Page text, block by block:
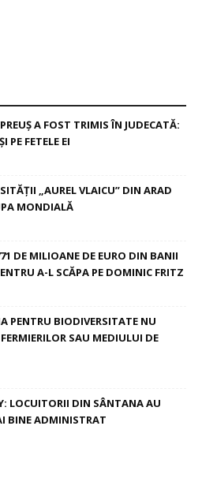
A FOST TRIMIS ÎN JUDECATĂ:
PE FETELE EI
„AUREL VLAICU” DIN ARAD
MONDIALĂ
DE MILIOANE DE EURO DIN BANII
A-L SCĂPA PE DOMINIC FRITZ
PENTRU BIODIVERSITATE NU
SAU MEDIULUI DE
LOCUITORII DIN SÂNTANA AU
BINE ADMINISTRAT